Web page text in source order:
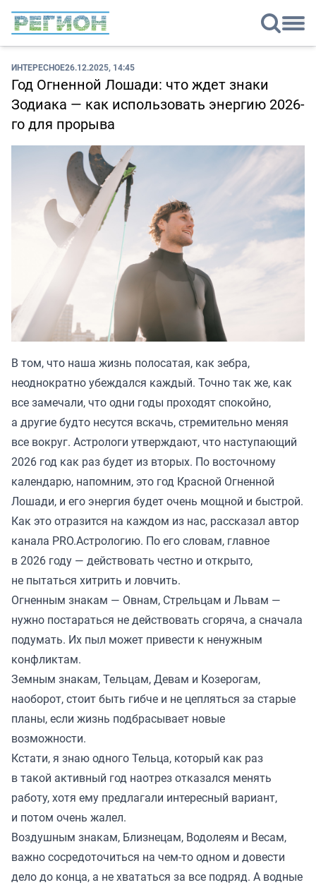
ИНТЕРЕСНОЕ26.12.2025, 14:45
Год Огненной Лошади: что ждет знаки
Зодиака — как использовать энергию 2026-
го для прорыва
В том, что наша жизнь полосатая, как зебра,
неоднократно убеждался каждый. Точно так же, как
все замечали, что одни годы проходят спокойно,
а другие будто несутся вскачь, стремительно меняя
все вокруг. Астрологи утверждают, что наступающий
2026 год как раз будет из вторых. По восточному
календарю, напомним, это год Красной Огненной
Лошади, и его энергия будет очень мощной и быстрой.
Как это отразится на каждом из нас, рассказал автор
канала PRO.Астрологию. По его словам, главное
в 2026 году — действовать честно и открыто,
не пытаться хитрить и ловчить.
Огненным знакам — Овнам, Стрельцам и Львам —
нужно постараться не действовать сгоряча, а сначала
подумать. Их пыл может привести к ненужным
конфликтам.
Земным знакам, Тельцам, Девам и Козерогам,
наоборот, стоит быть гибче и не цепляться за старые
планы, если жизнь подбрасывает новые
возможности.
Кстати, я знаю одного Тельца, который как раз
в такой активный год наотрез отказался менять
работу, хотя ему предлагали интересный вариант,
и потом очень жалел.
Воздушным знакам, Близнецам, Водолеям и Весам,
важно сосредоточиться на чем-то одном и довести
дело до конца, а не хвататься за все подряд. А водные